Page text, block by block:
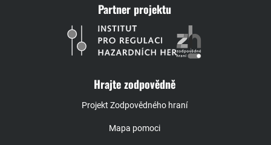
Partner projektu
Hrajte zodpovědně
Projekt Zodpovědného hraní
Mapa pomoci